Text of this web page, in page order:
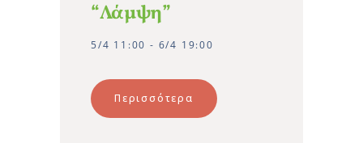
“Λάμψη”
5/4 11:00 - 6/4 19:00
Περισσότερα